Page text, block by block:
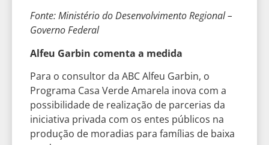
Fonte: Ministério do Desenvolvimento Regional –
Governo Federal
Alfeu Garbin comenta a medida
Para o consultor da ABC Alfeu Garbin, o
Programa Casa Verde Amarela inova com a
possibilidade de realização de parcerias da
iniciativa privada com os entes públicos na
produção de moradias para famílias de baixa